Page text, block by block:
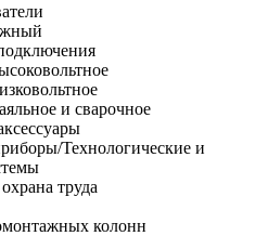
и сварочное
Технологические и
труда
колонн